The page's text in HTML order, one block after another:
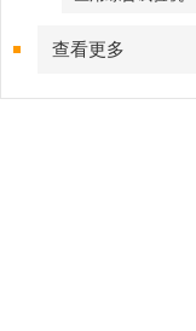
查看更多